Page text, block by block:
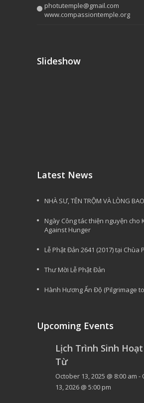
photutemple@gmail.com
www.compassiontemple.org
Slideshow
Latest News
NHÀ SƯ, TÊN TRỘM VÀ LÒNG
Ngày Công tác thiện nguyện cho
Against Hunger
Lễ Phật Đản 2641 (2017) tại Chùa
Thư Mời Lễ Phật Đản
Hành Hương Ấn Độ (Pilgrimage
Upcoming Events
Lịch Trình Sinh
Từ
October 13, 2025 @ 8:00 am -
13, 2026 @ 5:00 pm